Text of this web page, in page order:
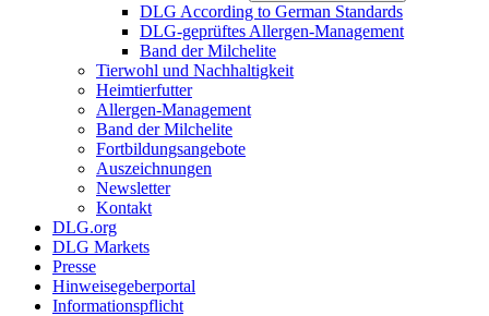
DLG According to German Standards
DLG-geprüftes Allergen-Management
Band der Milchelite
Tierwohl und Nachhaltigkeit
Heimtierfutter
Allergen-Management
Band der Milchelite
Fortbildungsangebote
Auszeichnungen
Newsletter
Kontakt
DLG.org
DLG Markets
Presse
Hinweisegeberportal
Informationspflicht